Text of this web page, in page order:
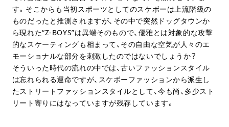
す。そこからも当初スポーツとしてのスケボーは上流階級の
ものだったと推測されますが、その中で突然ドッグタウンか
ら現れた“Z-BOYS”は異端そのもので、優雅とは対象的な攻撃
的なスケーティングも相まって、その自由な空気が人々のエ
モーショナルな部分を刺激したのではないでしょうか？
そういった時代の流れの中では、古いファッションスタイル
は忘れられる運命ですが、スケボーファッションから派生し
たストリートファッションスタイルとして、今も尚、多少スト
リート寄りにはなっていますが残存しています。